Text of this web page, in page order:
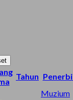
Tahun
Muzium